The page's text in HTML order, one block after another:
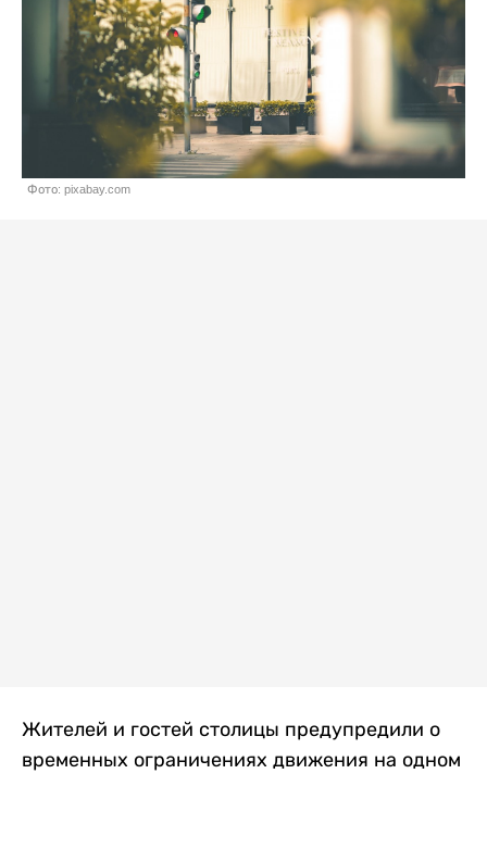
Фото: pixabay.com
Жителей и гостей столицы предупредили о
временных ограничениях движения на одном